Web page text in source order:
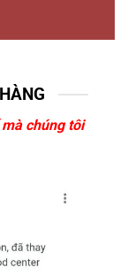
chúng tôi